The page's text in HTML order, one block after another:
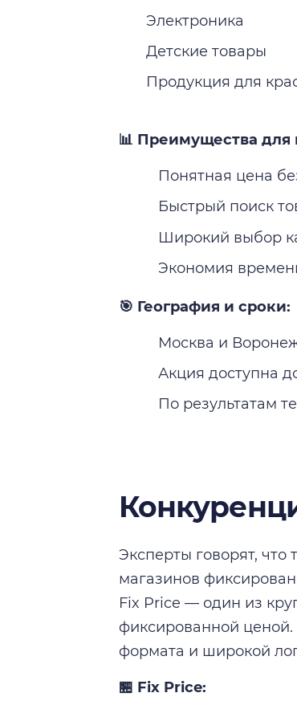
Электроника
Детские товары
Продукция для
📊 Преимущества для
Понятная цена
Быстрый поиск
Широкий выбор
Экономия
🎯 География и сроки:
Москва и
Акция доступна
По результатам
Эксперты говорят,
магазинов
Fix Price — один из
фиксированной
формата и широкой
🏪 Fix Price: